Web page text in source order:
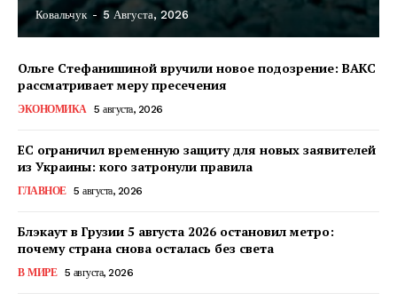
Ковальчук - 5 Августа, 2026
Ольге Стефанишиной вручили новое подозрение: ВАКС
рассматривает меру пресечения
ЭКОНОМИКА 5 августа, 2026
ЕС ограничил временную защиту для новых заявителей
из Украины: кого затронули правила
ГЛАВНОЕ 5 августа, 2026
Блэкаут в Грузии 5 августа 2026 остановил метро:
почему страна снова осталась без света
В МИРЕ 5 августа, 2026